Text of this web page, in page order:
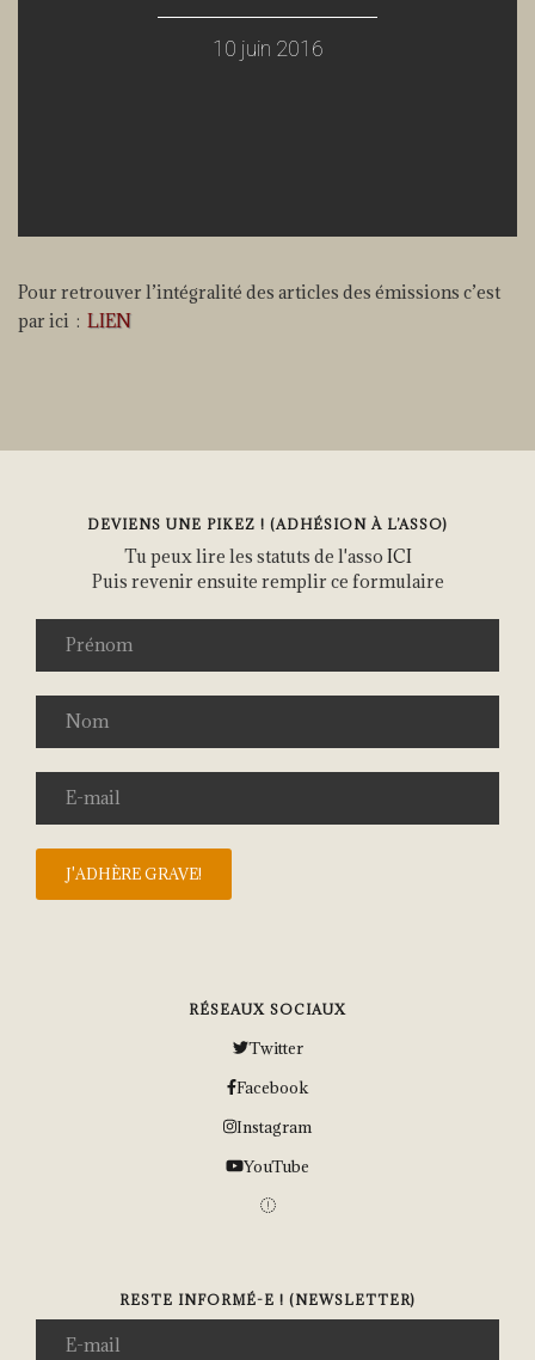
10 juin 2016
Pour retrouver l’intégralité des articles des émissions c’est
par ici : LIEN
DEVIENS UNE PIKEZ ! (ADHÉSION À L’ASSO)
Tu peux lire les statuts de l'asso ICI
Puis revenir ensuite remplir ce formulaire
RÉSEAUX SOCIAUX
Twitter
Facebook
Instagram
YouTube
RESTE INFORMÉ-E ! (NEWSLETTER)